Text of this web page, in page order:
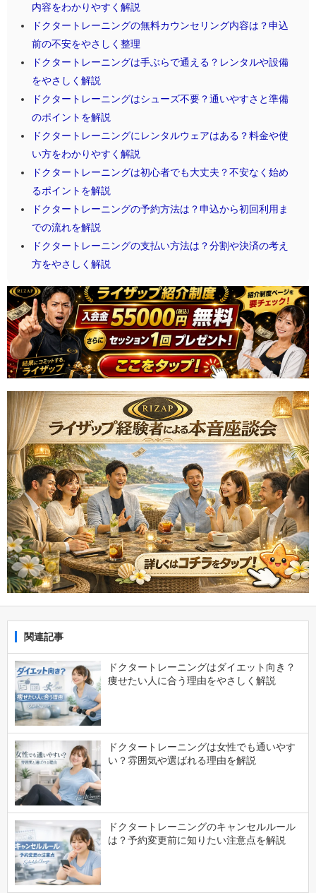
内容をわかりやすく解説
ドクタートレーニングの無料カウンセリング内容は？申込
前の不安をやさしく整理
ドクタートレーニングは手ぶらで通える？レンタルや設備
をやさしく解説
ドクタートレーニングはシューズ不要？通いやすさと準備
のポイントを解説
ドクタートレーニングにレンタルウェアはある？料金や使
い方をわかりやすく解説
ドクタートレーニングは初心者でも大丈夫？不安なく始め
るポイントを解説
ドクタートレーニングの予約方法は？申込から初回利用ま
での流れを解説
ドクタートレーニングの支払い方法は？分割や決済の考え
方をやさしく解説
関連記事
ドクタートレーニングはダイエット向き？
痩せたい人に合う理由をやさしく解説
ドクタートレーニングは女性でも通いやす
い？雰囲気や選ばれる理由を解説
ドクタートレーニングのキャンセルルール
は？予約変更前に知りたい注意点を解説